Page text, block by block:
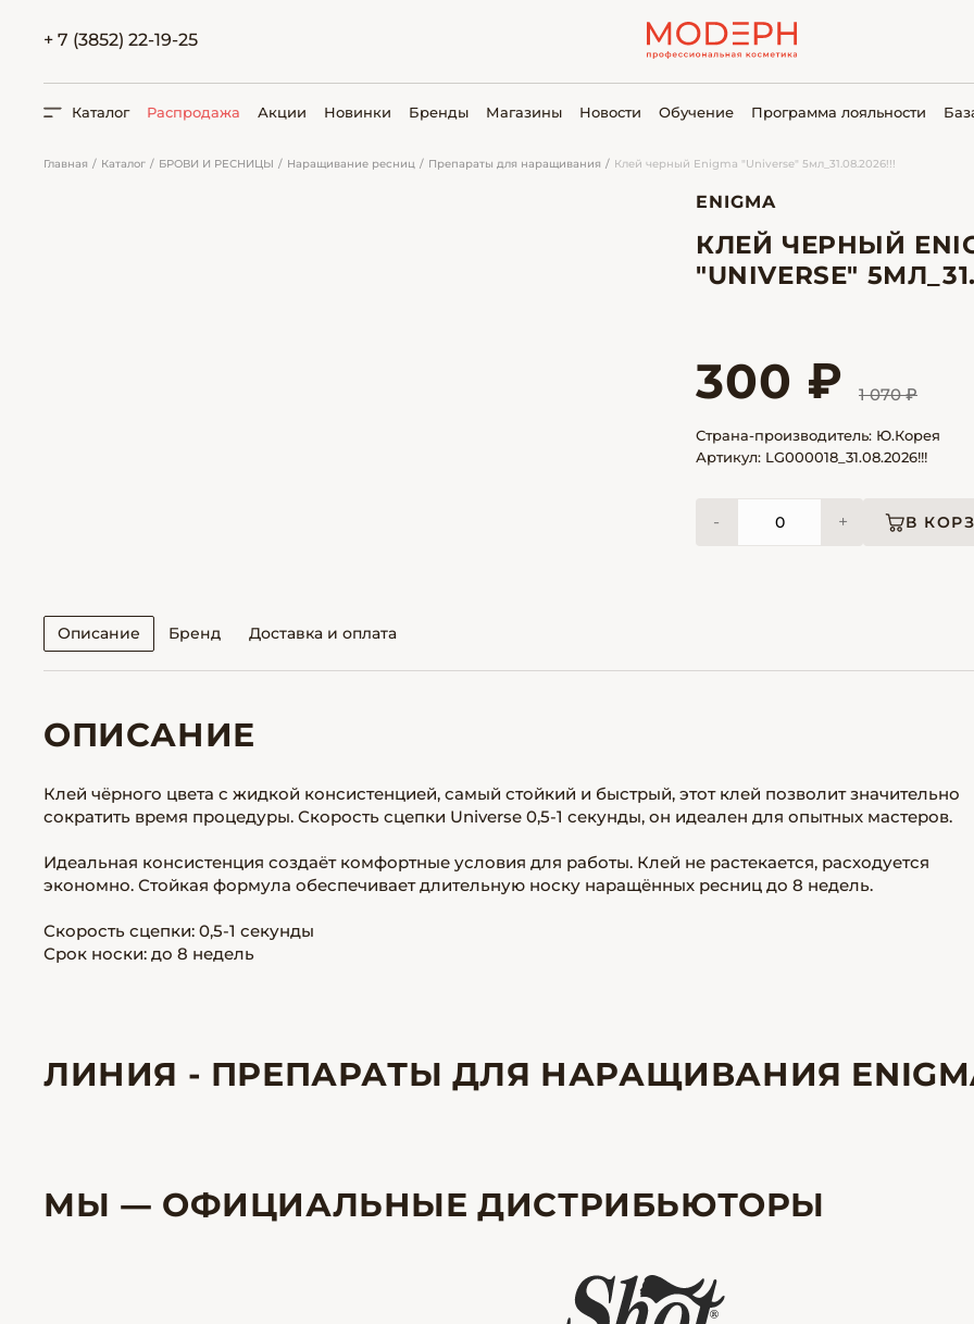
+ 7 (3852) 22-19-25
Каталог Распродажа Акции Новинки Бренды Магазины Новости Обучение Программа лояльности
Главная Каталог БРОВИ И РЕСНИЦЫ Наращивание ресниц Препараты для наращивания Клей черный Enigma "Universe" 5мл_31.08.2026!!!
ENIGMA
КЛЕЙ ЧЕРНЫЙ
"UNIVERSE"
300 ₽ 1 070 ₽
Страна-производитель: Ю.Корея
Артикул: LG000018_31.08.2026!!!
- + В
Описание Бренд Доставка и оплата
ОПИСАНИЕ
Клей чёрного цвета с жидкой консистенцией, самый стойкий и быстрый, этот клей позволит значительно
сократить время процедуры. Скорость сцепки Universe 0,5-1 секунды, он идеален для опытных мастеров.
Идеальная консистенция создаёт комфортные условия для работы. Клей не растекается, расходуется
экономно. Стойкая формула обеспечивает длительную носку наращённых ресниц до 8 недель.
Скорость сцепки: 0,5-1 секунды
Срок носки: до 8 недель
ЛИНИЯ - ПРЕПАРАТЫ ДЛЯ НАРАЩИВАНИЯ
МЫ — ОФИЦИАЛЬНЫЕ ДИСТРИБЬЮТОРЫ